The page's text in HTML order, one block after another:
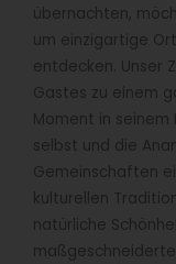
übernachten,
um einzigartige
entdecken. Unser
Gastes zu einem
Moment in seinem
selbst und die
Gemeinschaften
kulturellen
natürliche